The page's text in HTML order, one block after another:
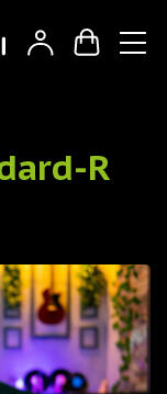
R